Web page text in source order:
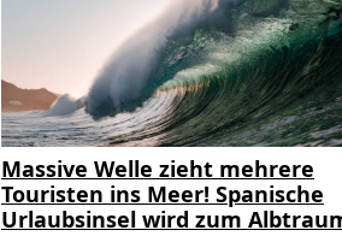
Massive Welle zieht mehrere
Touristen ins Meer! Spanische
Urlaubsinsel wird zum